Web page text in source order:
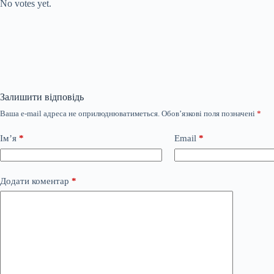
No votes yet.
Залишити відповідь
Ваша e-mail адреса не оприлюднюватиметься. Обов’язкові поля позначені *
Ім’я * Email *
Додати коментар *